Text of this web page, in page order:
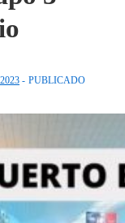
PUBLICADO